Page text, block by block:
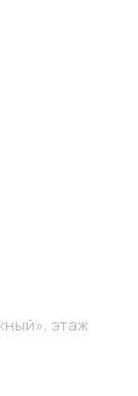
этаж